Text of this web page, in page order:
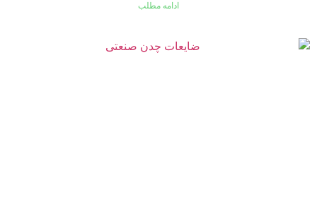
ادامه مطلب